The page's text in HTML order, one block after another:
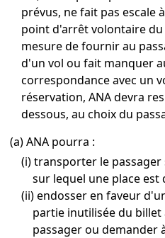
prévus, ne fait pas escale
point d'arrêt volontaire du
mesure de fournir au
d'un vol ou fait manquer
correspondance avec un
réservation, ANA devra
dessous, au choix du
(a) ANA pourra :
(i) transporter le
sur lequel une place est
(ii) endosser en faveur
partie inutilisée du
passager ou demander